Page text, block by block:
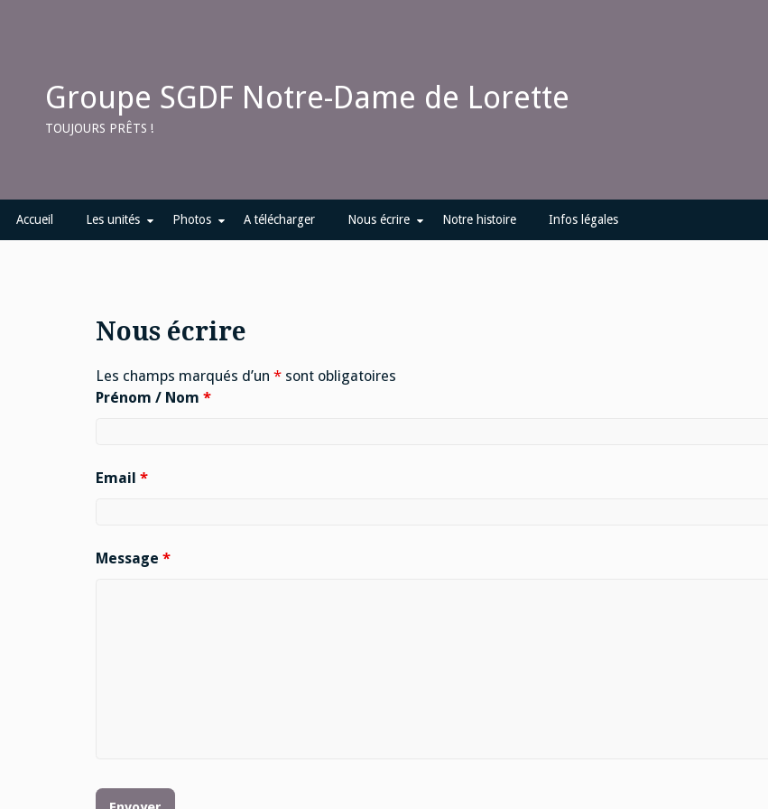
Groupe SGDF Notre-Dame de Lorette
TOUJOURS PRÊTS !
Accueil Les unités Photos A télécharger Nous écrire Notre histoire Infos légales
Nous écrire
Les champs marqués d’un *sont obligatoires
Prénom / Nom *
Email *
Message *